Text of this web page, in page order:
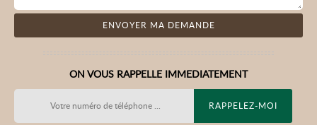
ON VOUS RAPPELLE IMMEDIATEMENT